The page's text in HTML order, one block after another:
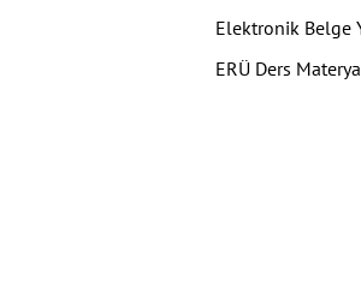
Elektronik Belge
ERÜ Ders